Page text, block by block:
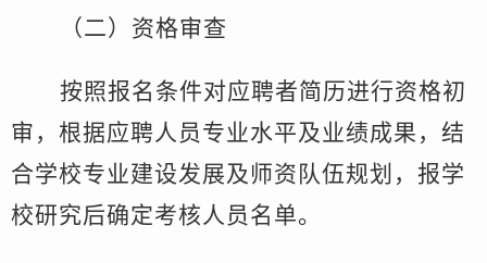
（二）资格审查
按照报名条件对应聘者简历进行资格初
审，根据应聘人员专业水平及业绩成果，结
合学校专业建设发展及师资队伍规划，报学
校研究后确定考核人员名单。